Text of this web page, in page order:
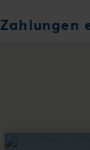
Zahlungen